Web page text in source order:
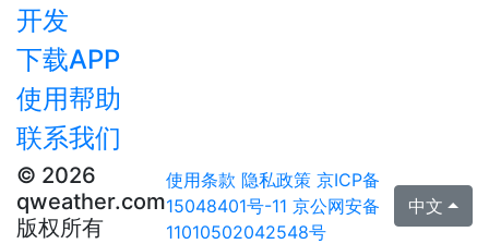
开发
下载APP
使用帮助
联系我们
© 2026
qweather.com
版权所有
使用条款 隐私政策 京ICP备
15048401号-11 京公网安备
11010502042548号
中文